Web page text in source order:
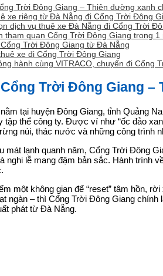
Trời Đông Giang – Thiên đường xanh
xe riêng từ Đà Nẵng đi Cổng Trời Đông
dịch vụ thuê xe Đà Nẵng đi Cổng Trời
tham quan Cổng Trời Đông Giang trong 1
Trời Đông Giang từ Đà Nẵng
xe đi Cổng Trời Đông Giang
hành cùng VITRACO, chuyến đi Cổng
Trời Đông Giang
nằm tại huyện Đông Giang, tỉnh Quảng
tập thể công ty. Được ví như “ốc đảo
núi, thác nước và những công trình
mát lạnh quanh năm, Cổng Trời Đông
nghi lễ mang đậm bản sắc. Hành trình
một không gian để “reset” tâm hồn,
ngàn – thì Cổng Trời Đông Giang
phát từ Đà Nẵng.